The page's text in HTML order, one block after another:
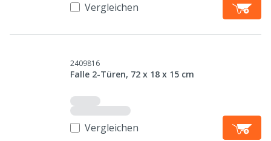
Vergleichen
2409816
Falle 2-Türen, 72 x 18 x 15 cm
Vergleichen